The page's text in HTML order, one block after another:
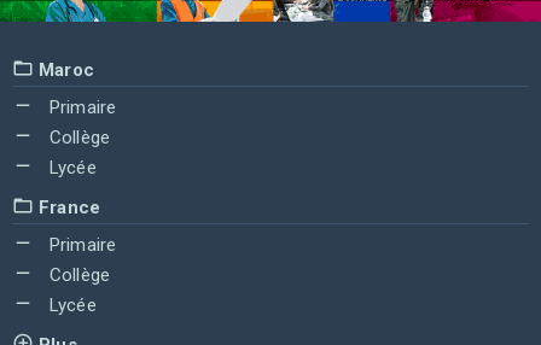
Maroc
Primaire
Collège
Lycée
France
Primaire
Collège
Lycée